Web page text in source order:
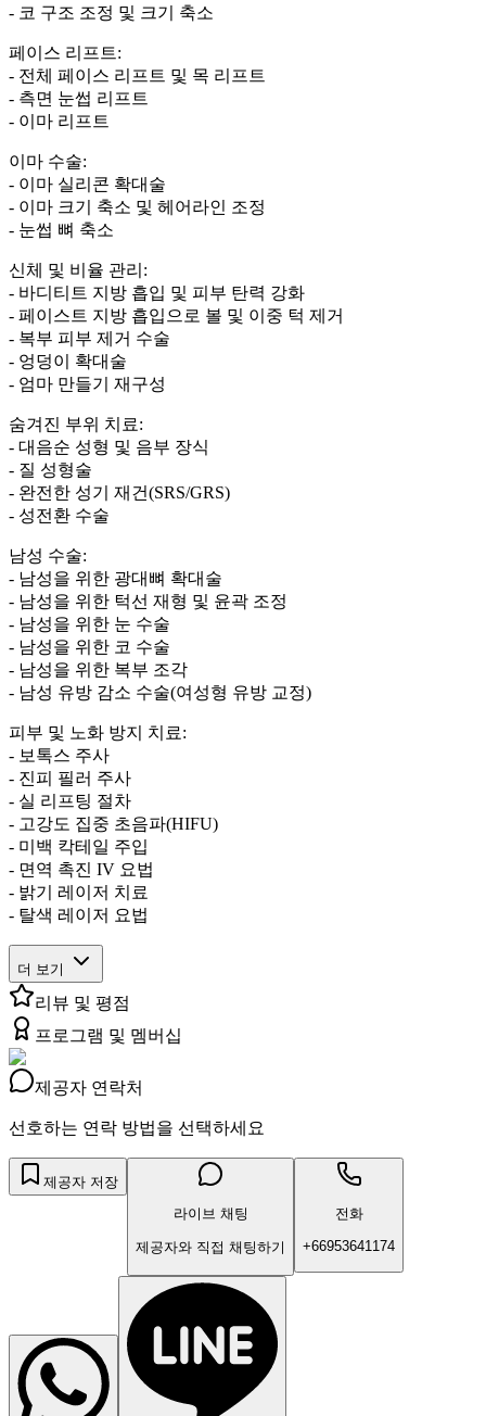
- 코 구조 조정 및 크기 축소
페이스 리프트:
- 전체 페이스 리프트 및 목 리프트
- 측면 눈썹 리프트
- 이마 리프트
이마 수술:
- 이마 실리콘 확대술
- 이마 크기 축소 및 헤어라인 조정
- 눈썹 뼈 축소
신체 및 비율 관리:
- 바디티트 지방 흡입 및 피부 탄력 강화
- 페이스트 지방 흡입으로 볼 및 이중 턱 제거
- 복부 피부 제거 수술
- 엉덩이 확대술
- 엄마 만들기 재구성
숨겨진 부위 치료:
- 대음순 성형 및 음부 장식
- 질 성형술
- 완전한 성기 재건(SRS/GRS)
- 성전환 수술
남성 수술:
- 남성을 위한 광대뼈 확대술
- 남성을 위한 턱선 재형 및 윤곽 조정
- 남성을 위한 눈 수술
- 남성을 위한 코 수술
- 남성을 위한 복부 조각
- 남성 유방 감소 수술(여성형 유방 교정)
피부 및 노화 방지 치료:
- 보톡스 주사
- 진피 필러 주사
- 실 리프팅 절차
- 고강도 집중 초음파(HIFU)
- 미백 칵테일 주입
- 면역 촉진 IV 요법
- 밝기 레이저 치료
- 탈색 레이저 요법
더 보기
리뷰 및 평점
프로그램 및 멤버십
제공자 연락처
선호하는 연락 방법을 선택하세요
제공자 저장
라이브 채팅
제공자와 직접 채팅하기
전화
+66953641174